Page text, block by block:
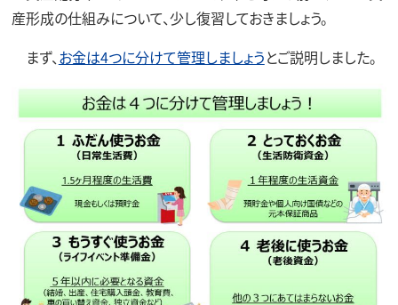
産形成の仕組みについて、少し復習しておきましょう。
まず、 お金は4つに分けて管理しましょうとご説明しました。